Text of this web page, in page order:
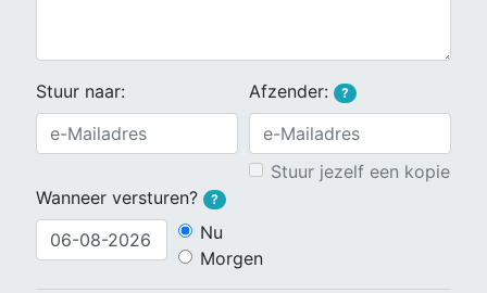
Stuur naar: Afzender: ?
Stuur jezelf een kopie
Wanneer versturen?
?
Nu
Morgen